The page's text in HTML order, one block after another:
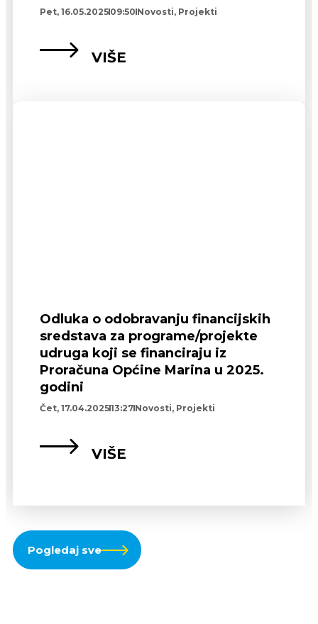
Pet, 16.05.2025 09:50 Novosti, Projekti
VIŠE
Odluka o odobravanju financijskih
sredstava za programe/projekte
udruga koji se financiraju iz
Proračuna Općine Marina u 2025.
godini
Čet, 17.04.202513:27 Novosti, Projekti
VIŠE
Pogledaj sve